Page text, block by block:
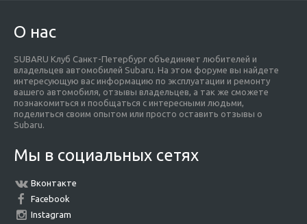
О нас
SUBARU Клуб Санкт-Петербург объединяет любителей и
владельцев автомобилей Subaru. На этом форуме вы найдете
интересующую вас информацию по эксплуатации и ремонту
вашего автомобиля, отзывы владельцев, а так же сможете
познакомиться и пообщаться с интересными людьми,
поделиться своим опытом или просто оставить отзывы о
Subaru.
Мы в социальных сетях
Вконтакте
Facebook
Instagram